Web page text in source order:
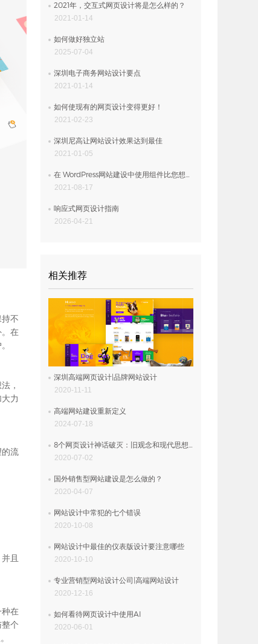
不
在
，
力
流
且
在
个
2021年，交互式网页设计将是怎么样的？
2021-01-14
如何做好独立站
2025-07-04
深圳电子商务网站设计要点
2021-01-14
如何使现有的网页设计变得更好！
2021-02-23
深圳尼高让网站设计效果达到最佳
2021-01-05
在 WordPress网站建设中使用组件比您想象的要容易
2021-08-17
响应式网页设计指南
2026-04-21
相关推荐
深圳高端网页设计|品牌网站设计
2020-11-11
高端网站建设重新定义
2024-07-18
8个网页设计神话破灭：旧观念和现代思想的碰撞
2020-07-02
国外销售型网站建设是怎么做的？
2020-04-07
网站设计中常犯的七个错误
2020-10-08
网站设计中最佳的仪表版设计要注意哪些
2020-10-10
专业营销型网站设计公司|高端网站设计
2020-12-16
如何看待网页设计中使用AI
2020-06-01